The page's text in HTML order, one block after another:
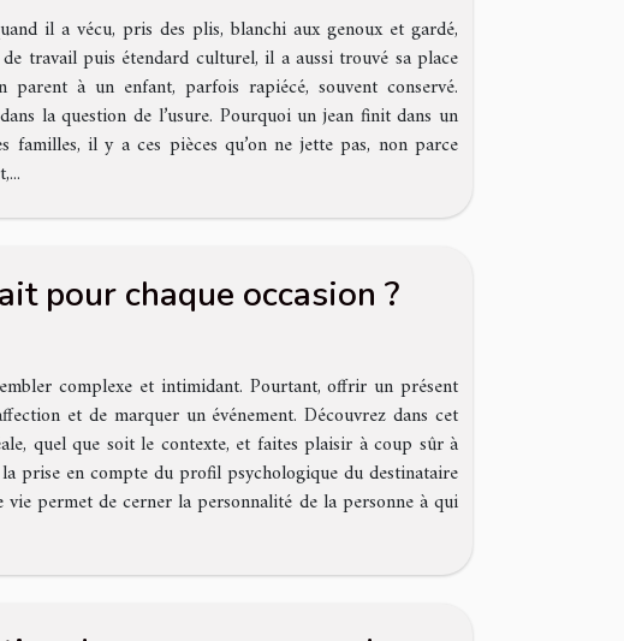
il a vécu, pris des plis, blanchi aux genoux et gardé,
travail puis étendard culturel, il a aussi trouvé sa place
parent à un enfant, parfois rapiécé, souvent conservé.
la question de l’usure. Pourquoi un jean finit dans un
familles, il y a ces pièces qu’on ne jette pas, non parce
pour chaque occasion ?
complexe et intimidant. Pourtant, offrir un présent
et de marquer un événement. Découvrez dans cet
quel que soit le contexte, et faites plaisir à coup sûr à
prise en compte du profil psychologique du destinataire
permet de cerner la personnalité de la personne à qui